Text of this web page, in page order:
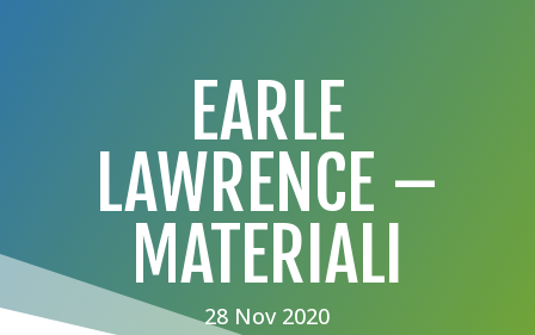
EARLE
LAWRENCE –
MATERIALI
28 Nov 2020